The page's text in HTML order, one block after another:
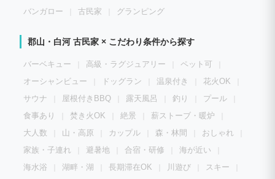
バンガロー
古民家 グランピング
郡山・白河 古民家 × こだわり条件から探す
バーベキュー 高級・ラグジュアリー
ペット可
オーシャンビュー
ドッグラン 温泉付き
花火OK
サウナ
屋根付きBBQ 露天風呂 釣り
プール
食事あり
焚き火OK 絶景
薪ストーブ・暖炉
大人数
山・高原 カップル 森・林間
おしゃれ
家族・子連れ
避暑地 合宿・研修
海が近い
海水浴
湖畔・湖 長期滞在OK 川遊び
スキー